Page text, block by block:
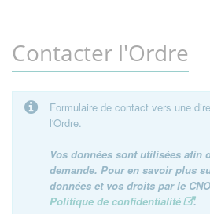
Contacter l'Ordre
Formulaire de contact vers une
l'Ordre.
Vos données sont utilisées afin
demande. Pour en savoir plus
données et vos droits par le
Politique de confidentialité
.